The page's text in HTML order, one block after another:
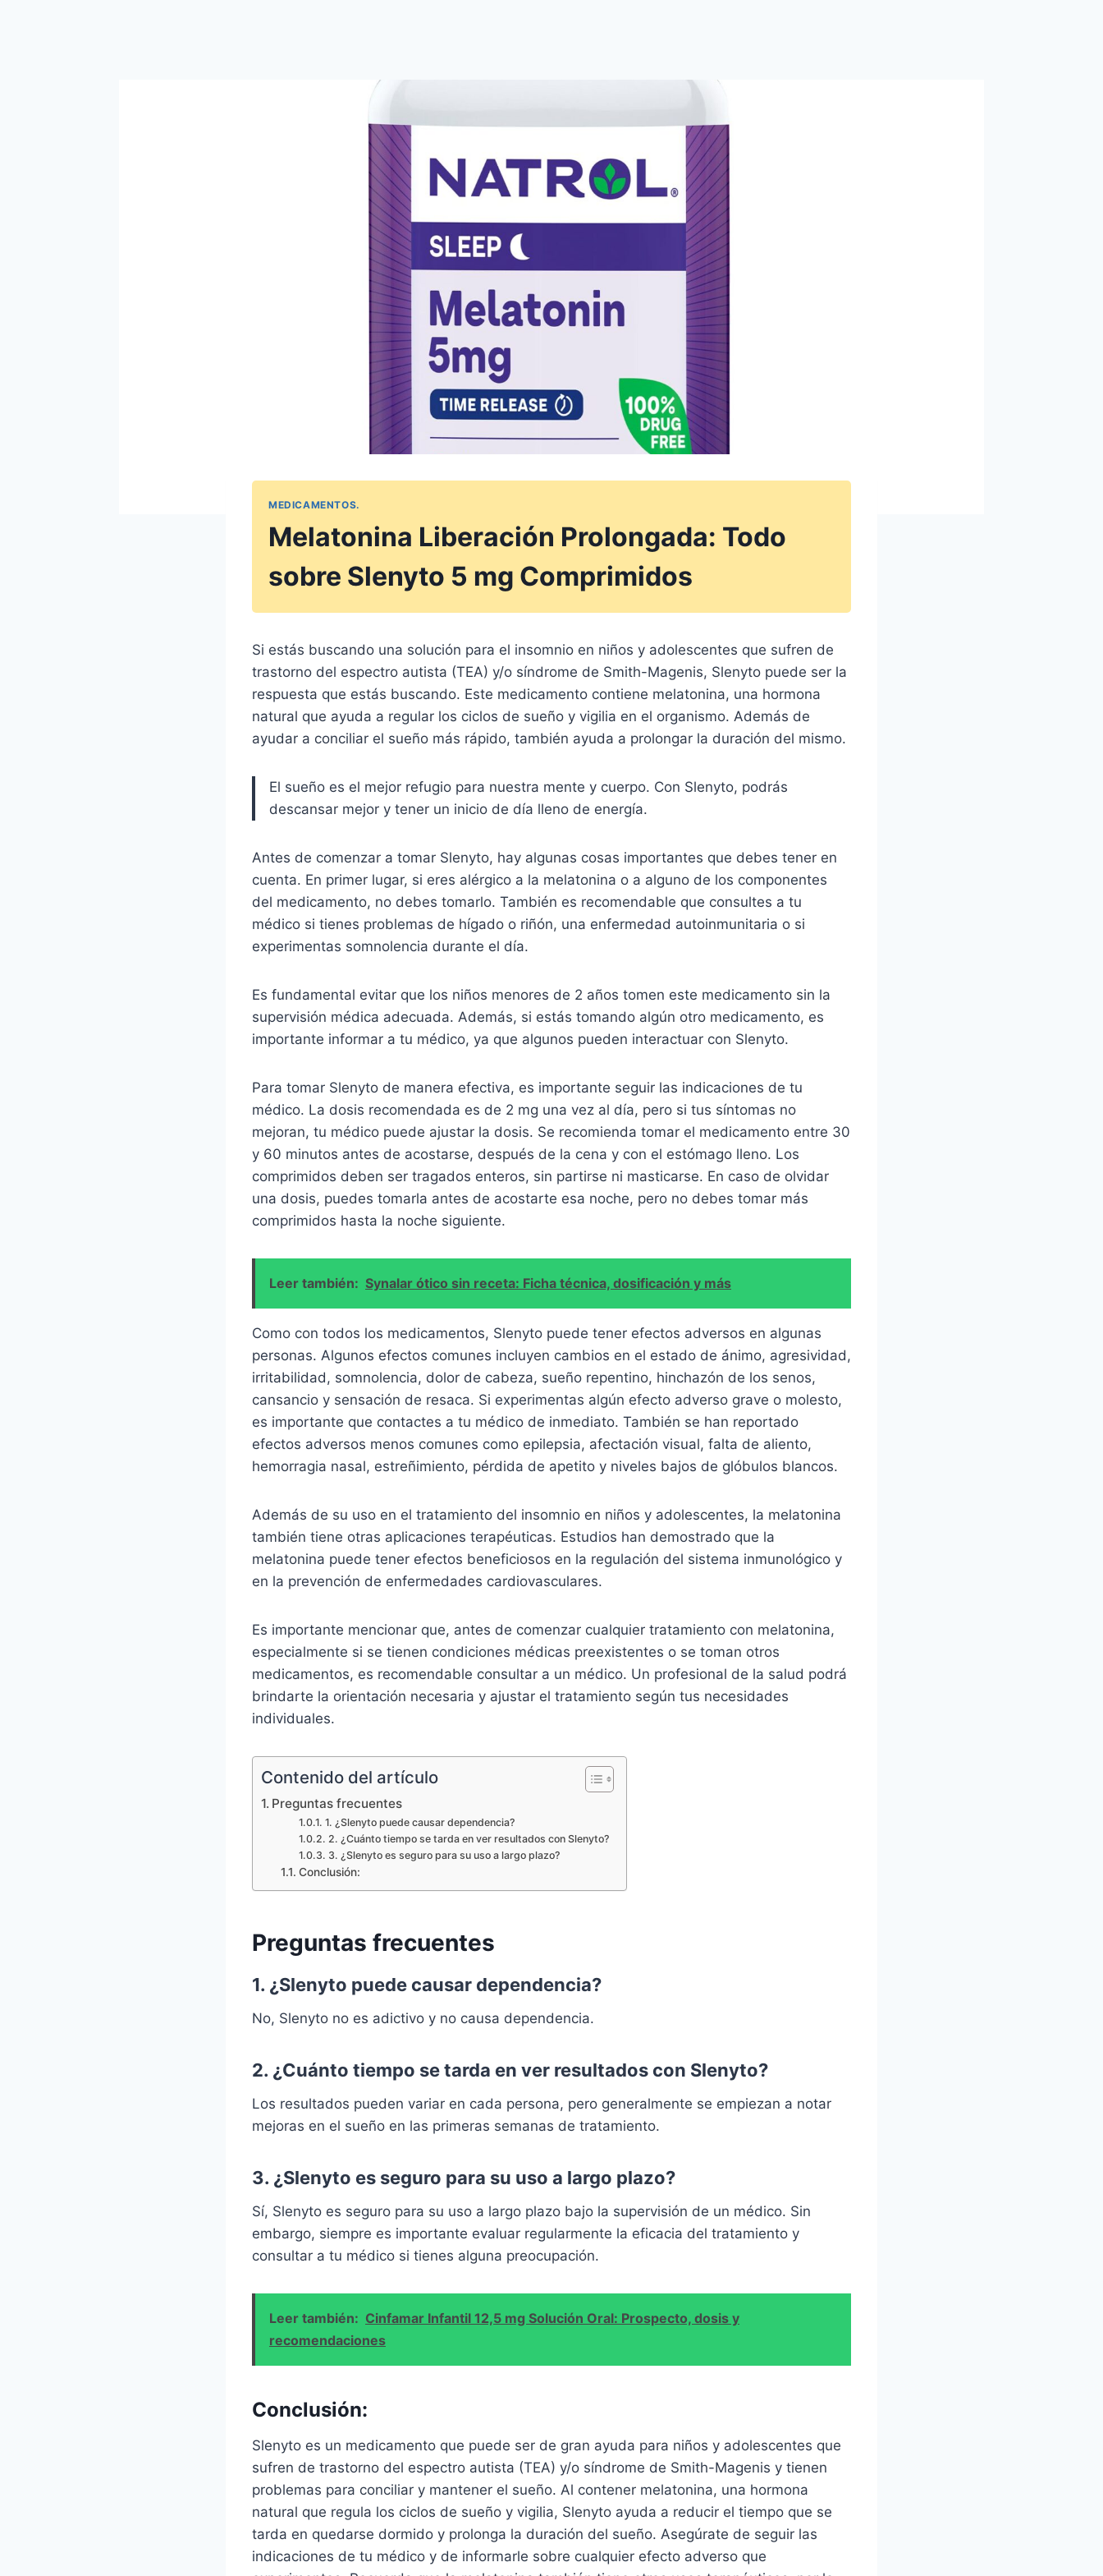
MEDICAMENTOS.
Melatonina Liberación Prolongada: Todo
sobre Slenyto 5 mg Comprimidos
Si estás buscando una solución para el insomnio en niños y adolescentes que sufren de
trastorno del espectro autista (TEA) y/o síndrome de Smith-Magenis, Slenyto puede ser la
respuesta que estás buscando. Este medicamento contiene melatonina, una hormona
natural que ayuda a regular los ciclos de sueño y vigilia en el organismo. Además de
ayudar a conciliar el sueño más rápido, también ayuda a prolongar la duración del mismo.
El sueño es el mejor refugio para nuestra mente y cuerpo. Con Slenyto, podrás
descansar mejor y tener un inicio de día lleno de energía.
Antes de comenzar a tomar Slenyto, hay algunas cosas importantes que debes tener en
cuenta. En primer lugar, si eres alérgico a la melatonina o a alguno de los componentes
del medicamento, no debes tomarlo. También es recomendable que consultes a tu
médico si tienes problemas de hígado o riñón, una enfermedad autoinmunitaria o si
experimentas somnolencia durante el día.
Es fundamental evitar que los niños menores de 2 años tomen este medicamento sin la
supervisión médica adecuada. Además, si estás tomando algún otro medicamento, es
importante informar a tu médico, ya que algunos pueden interactuar con Slenyto.
Para tomar Slenyto de manera efectiva, es importante seguir las indicaciones de tu
médico. La dosis recomendada es de 2 mg una vez al día, pero si tus síntomas no
mejoran, tu médico puede ajustar la dosis. Se recomienda tomar el medicamento entre 30
y 60 minutos antes de acostarse, después de la cena y con el estómago lleno. Los
comprimidos deben ser tragados enteros, sin partirse ni masticarse. En caso de olvidar
una dosis, puedes tomarla antes de acostarte esa noche, pero no debes tomar más
comprimidos hasta la noche siguiente.
Leer también: Synalar ótico sin receta: Ficha técnica, dosificación y más
Como con todos los medicamentos, Slenyto puede tener efectos adversos en algunas
personas. Algunos efectos comunes incluyen cambios en el estado de ánimo, agresividad,
irritabilidad, somnolencia, dolor de cabeza, sueño repentino, hinchazón de los senos,
cansancio y sensación de resaca. Si experimentas algún efecto adverso grave o molesto,
es importante que contactes a tu médico de inmediato. También se han reportado
efectos adversos menos comunes como epilepsia, afectación visual, falta de aliento,
hemorragia nasal, estreñimiento, pérdida de apetito y niveles bajos de glóbulos blancos.
Además de su uso en el tratamiento del insomnio en niños y adolescentes, la melatonina
también tiene otras aplicaciones terapéuticas. Estudios han demostrado que la
melatonina puede tener efectos beneficiosos en la regulación del sistema inmunológico y
en la prevención de enfermedades cardiovasculares.
Es importante mencionar que, antes de comenzar cualquier tratamiento con melatonina,
especialmente si se tienen condiciones médicas preexistentes o se toman otros
medicamentos, es recomendable consultar a un médico. Un profesional de la salud podrá
brindarte la orientación necesaria y ajustar el tratamiento según tus necesidades
individuales.
Contenido del artículo
Preguntas frecuentes
1. ¿Slenyto puede causar dependencia?
2. ¿Cuánto tiempo se tarda en ver resultados con Slenyto?
3. ¿Slenyto es seguro para su uso a largo plazo?
Conclusión:
Preguntas frecuentes
1. ¿Slenyto puede causar dependencia?
No, Slenyto no es adictivo y no causa dependencia.
2. ¿Cuánto tiempo se tarda en ver resultados con Slenyto?
Los resultados pueden variar en cada persona, pero generalmente se empiezan a notar
mejoras en el sueño en las primeras semanas de tratamiento.
3. ¿Slenyto es seguro para su uso a largo plazo?
Sí, Slenyto es seguro para su uso a largo plazo bajo la supervisión de un médico. Sin
embargo, siempre es importante evaluar regularmente la eficacia del tratamiento y
consultar a tu médico si tienes alguna preocupación.
Leer también: Cinfamar Infantil 12,5 mg Solución Oral: Prospecto, dosis y
recomendaciones
Conclusión:
Slenyto es un medicamento que puede ser de gran ayuda para niños y adolescentes que
sufren de trastorno del espectro autista (TEA) y/o síndrome de Smith-Magenis y tienen
problemas para conciliar y mantener el sueño. Al contener melatonina, una hormona
natural que regula los ciclos de sueño y vigilia, Slenyto ayuda a reducir el tiempo que se
tarda en quedarse dormido y prolonga la duración del sueño. Asegúrate de seguir las
indicaciones de tu médico y de informarle sobre cualquier efecto adverso que